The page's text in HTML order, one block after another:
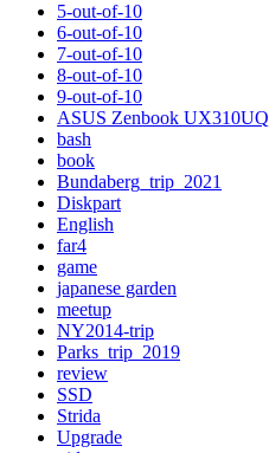
5-out-of-10
6-out-of-10
7-out-of-10
8-out-of-10
9-out-of-10
ASUS Zenbook UX310UQ
bash
book
Bundaberg_trip_2021
Diskpart
English
far4
game
japanese garden
meetup
NY2014-trip
Parks_trip_2019
review
SSD
Strida
Upgrade